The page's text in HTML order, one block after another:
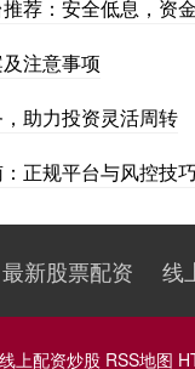
荐：安全低息，资
注意事项
助力投资灵活周转
正规平台与风控技巧
最新股票配资 线
线上配资炒股 RSS地图